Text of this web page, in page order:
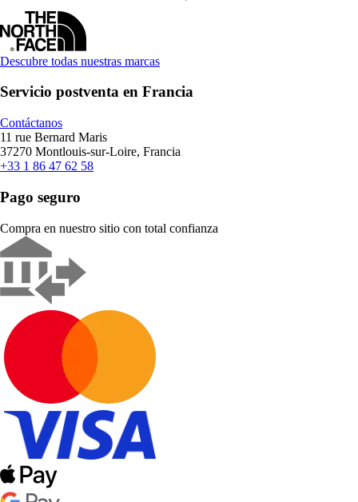
Descubre todas nuestras marcas
Servicio postventa en Francia
Contáctanos
11 rue Bernard Maris
37270 Montlouis-sur-Loire, Francia
+33 1 86 47 62 58
Pago seguro
Compra en nuestro sitio con total confianza